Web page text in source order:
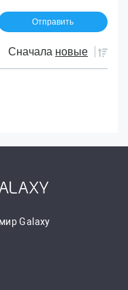
Сначала новые
Galaxy